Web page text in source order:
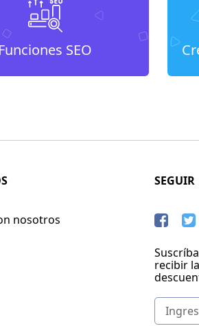
Funciones SEO
nosotros
SEGUIR
recibir